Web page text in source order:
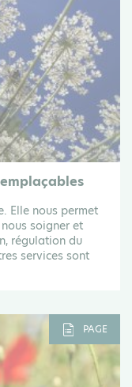
Elle nous permet
soigner et
régulation du
services sont
PAGE